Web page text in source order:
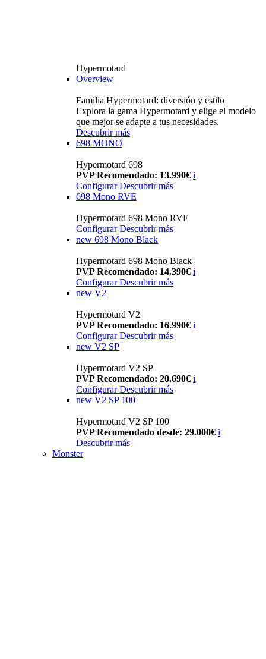
Hypermotard
Overview
Familia Hypermotard: diversión y estilo
Explora la gama Hypermotard y elige el modelo
que mejor se adapte a tus necesidades.
Descubrir más
698 MONO
Hypermotard 698
PVP Recomendado: 13.990€ i
ConfigurarDescubrir más
698 Mono RVE
Hypermotard 698 Mono RVE
Configurar Descubrir más
new 698 Mono Black
Hypermotard 698 Mono Black
PVP Recomendado: 14.390€ i
Configurar Descubrir más
new V2
Hypermotard V2
PVP Recomendado: 16.990€ i
Configurar Descubrir más
new V2 SP
Hypermotard V2 SP
PVP Recomendado: 20.690€ i
Configurar Descubrir más
new V2 SP 100
Hypermotard V2 SP 100
PVP Recomendado desde: 29.000€ i
Descubrir más
Monster